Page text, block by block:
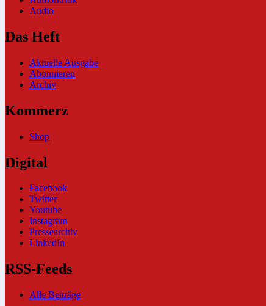
Audio
Das Heft
Aktuelle Ausgabe
Abonnieren
Archiv
Kommerz
Shop
Digital
Facebook
Twitter
Youtube
Instagram
Pressearchiv
LinkedIn
RSS-Feeds
Alle Beiträge